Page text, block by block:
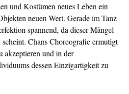
und Kostümen neues Leben ein
neuen Wert. Gerade im Tanz
spannend, da dieser Mängel
Chans Choreografie ermutigt
akzeptieren und in der
dessen Einzigartigkeit zu